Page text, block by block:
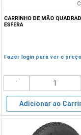
CARRINHO DE MÃO
ESFERA
Fazer login para ver o preço
-
Adicionar ao